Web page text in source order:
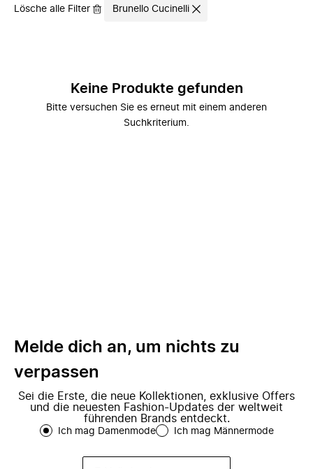
Lösche alle Filter Brunello Cucinelli
Keine Produkte gefunden
Bitte versuchen Sie es erneut mit einem anderen
Suchkriterium.
Melde dich an, um nichts zu
verpassen
Sei die Erste, die neue Kollektionen, exklusive Offers
und die neuesten Fashion-Updates der weltweit
führenden Brands entdeckt.
Ich mag Damenmode Ich mag Männermode